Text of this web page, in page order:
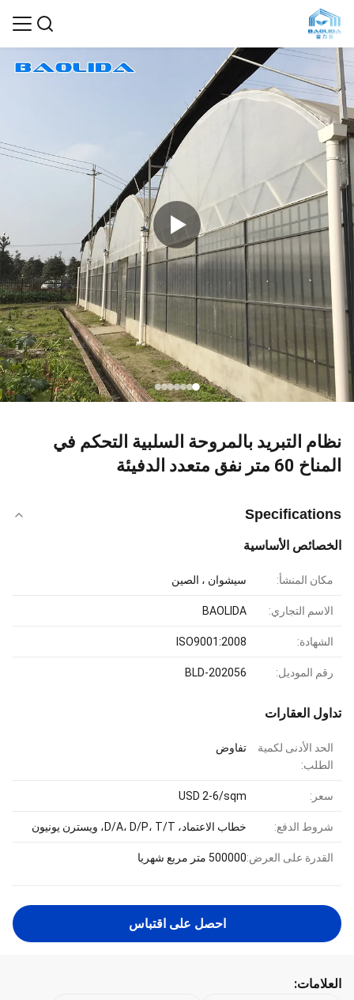
نظام التبريد بالمروحة السلبية التحكم في
المناخ 60 متر نفق متعدد الدفيئة
Specifications
الخصائص الأساسية
مكان المنشأ: سيشوان ، الصين
الاسم التجاري: BAOLIDA
الشهادة: ISO9001:2008
رقم الموديل: BLD-202056
تداول العقارات
الحد الأدنى لكمية
الطلب:
تفاوض
سعر: USD 2-6/sqm
شروط الدفع: خطاب الاعتماد، D/A، D/P، T/T، ويسترن يونيون
القدرة على العرض:500000 متر مربع شهريا
احصل على اقتباس
العلامات: